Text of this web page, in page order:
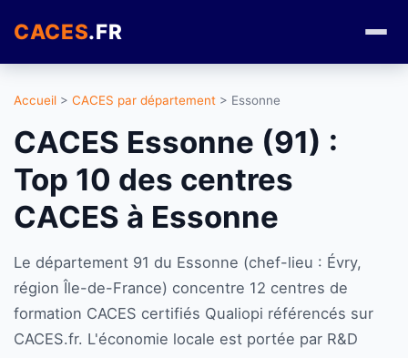
CACES.FR
Accueil > CACES par département > Essonne
CACES Essonne (91) :
Top 10 des centres
CACES à Essonne
Le département 91 du Essonne (chef-lieu : Évry,
région Île-de-France) concentre 12 centres de
formation CACES certifiés Qualiopi référencés sur
CACES.fr. L'économie locale est portée par R&D